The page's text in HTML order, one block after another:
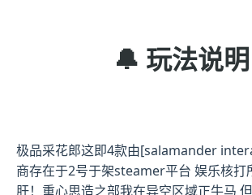
🔔 玩法说明
极品采花郎这即4款由[salamander
商存在于2号于架steamer平台 娱乐核打
肝！重心思造之部我在异空区域正牛马